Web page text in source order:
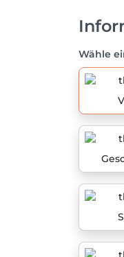
Wähle